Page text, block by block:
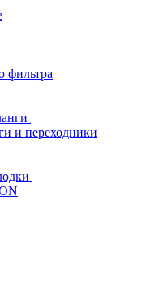
фильтра
и переходники